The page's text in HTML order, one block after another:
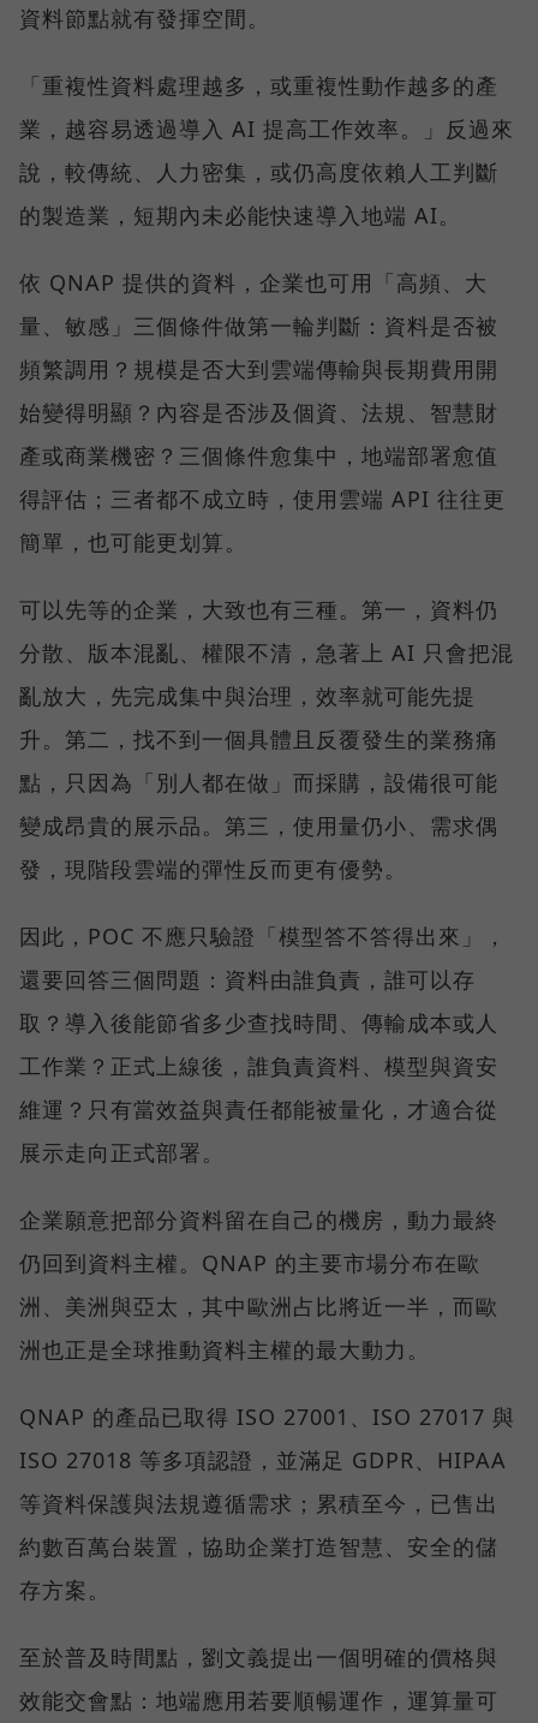
資料節點就有發揮空間。
「重複性資料處理越多，或重複性動作越多的產
業，越容易透過導入 AI 提高工作效率。」反過來
說，較傳統、人力密集，或仍高度依賴人工判斷
的製造業，短期內未必能快速導入地端 AI。
依 QNAP 提供的資料，企業也可用「高頻、大
量、敏感」三個條件做第一輪判斷：資料是否被
頻繁調用？規模是否大到雲端傳輸與長期費用開
始變得明顯？內容是否涉及個資、法規、智慧財
產或商業機密？三個條件愈集中，地端部署愈值
得評估；三者都不成立時，使用雲端 API 往往更
簡單，也可能更划算。
可以先等的企業，大致也有三種。第一，資料仍
分散、版本混亂、權限不清，急著上 AI 只會把混
亂放大，先完成集中與治理，效率就可能先提
升。第二，找不到一個具體且反覆發生的業務痛
點，只因為「別人都在做」而採購，設備很可能
變成昂貴的展示品。第三，使用量仍小、需求偶
發，現階段雲端的彈性反而更有優勢。
因此，POC 不應只驗證「模型答不答得出來」，
還要回答三個問題：資料由誰負責，誰可以存
取？導入後能節省多少查找時間、傳輸成本或人
工作業？正式上線後，誰負責資料、模型與資安
維運？只有當效益與責任都能被量化，才適合從
展示走向正式部署。
企業願意把部分資料留在自己的機房，動力最終
仍回到資料主權。QNAP 的主要市場分布在歐
洲、美洲與亞太，其中歐洲占比將近一半，而歐
洲也正是全球推動資料主權的最大動力。
QNAP 的產品已取得 ISO 27001、ISO 27017 與
ISO 27018 等多項認證，並滿足 GDPR、HIPAA
等資料保護與法規遵循需求；累積至今，已售出
約數百萬台裝置，協助企業打造智慧、安全的儲
存方案。
至於普及時間點，劉文義提出一個明確的價格與
效能交會點：地端應用若要順暢運作，運算量可